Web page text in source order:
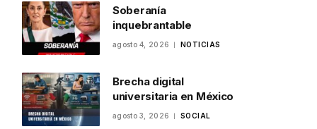
Soberanía
inquebrantable
agosto 4, 2026 NOTICIAS
Brecha digital
universitaria en México
agosto 3, 2026 SOCIAL